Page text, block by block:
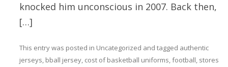
knocked him unconscious in 2007. Back then,
[…]
This entry was posted in Uncategorized and tagged authentic
jerseys, bball jersey, cost of basketball uniforms,football, stores